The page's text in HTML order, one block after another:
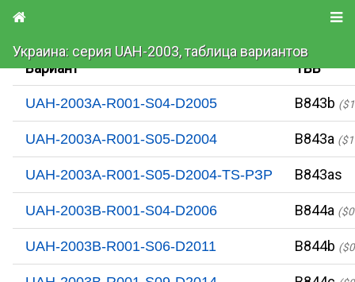
Украина: серия UAH-2003, таблица вариантов
Вариант
TBB
UAH-2003A-R001-S04-D2005 B843b
UAH-2003A-R001-S05-D2004 B843a
UAH-2003A-R001-S05-D2004-TS-PЗР B843as
UAH-2003B-R001-S04-D2006 B844a
UAH-2003B-R001-S06-D2011 B844b